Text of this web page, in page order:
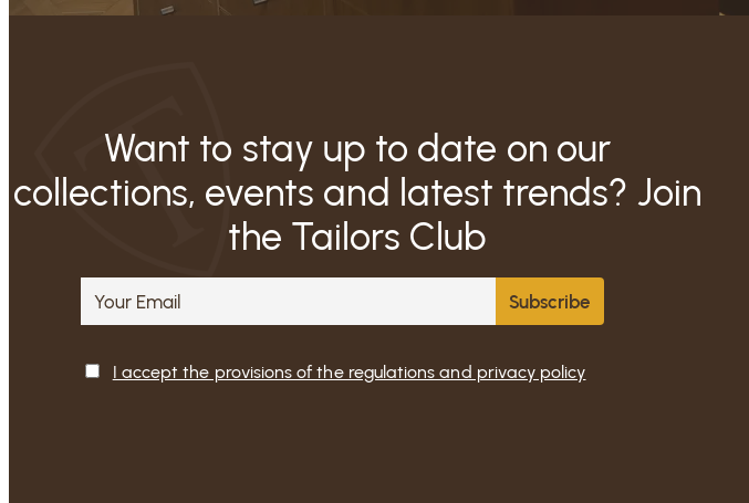
Want to stay up to date on our
collections, events and latest trends? Join
the Tailors Club
I accept the provisions of the regulations and privacy policy